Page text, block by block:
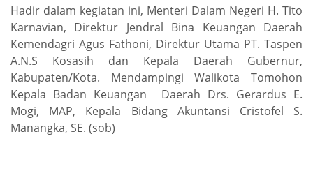
Hadir dalam kegiatan ini, Menteri Dalam Negeri H. Tito
Karnavian, Direktur Jendral Bina Keuangan Daerah
Kemendagri Agus Fathoni, Direktur Utama PT. Taspen
A.N.S Kosasih dan Kepala Daerah Gubernur,
Kabupaten/Kota. Mendampingi Walikota Tomohon
Kepala Badan Keuangan Daerah Drs. Gerardus E.
Mogi, MAP, Kepala Bidang Akuntansi Cristofel S.
Manangka, SE. (sob)